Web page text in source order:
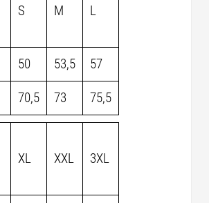
S M L
50 53,5 57
70,5 73 75,5
XL XXL 3XL